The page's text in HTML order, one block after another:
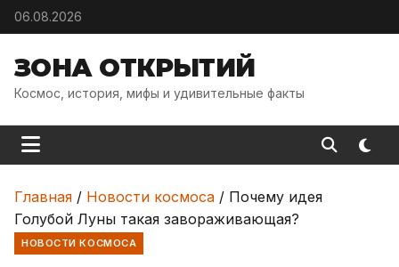
Skip to content
06.08.2026
ЗОНА ОТКРЫТИЙ
Космос, история, мифы и удивительные факты
Главная / Новости космоса / Почему идея
Голубой Луны такая завораживающая?
НОВОСТИ КОСМОСА